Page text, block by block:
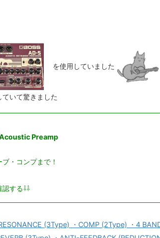
を使用していました
いて驚きました
Preamp
・コンプまで！
する⇩⇩